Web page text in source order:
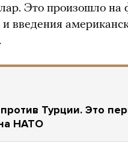
Это произошло на
введения
Турции. Это
НАТО